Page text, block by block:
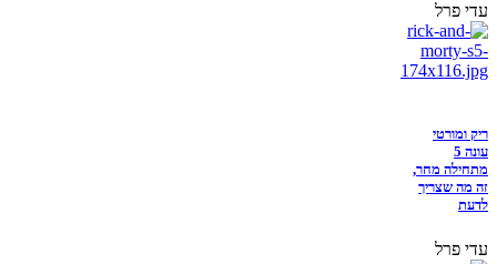
עדי פרל
ריק ומורטי
עונה 5
מתחילה מחר,
זה מה שצריך
לדעת
עדי פרל